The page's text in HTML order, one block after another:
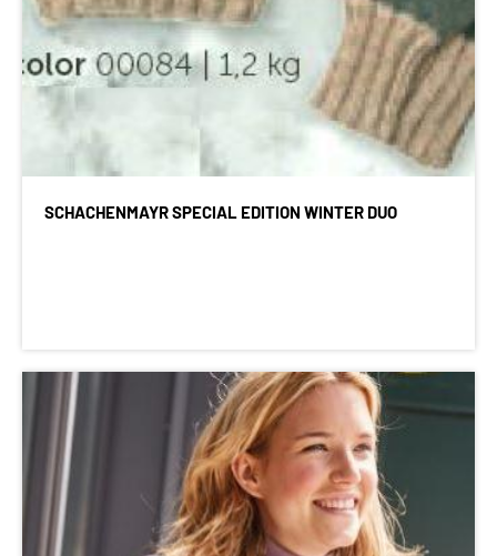
SCHACHENMAYR SPECIAL EDITION WINTER DUO